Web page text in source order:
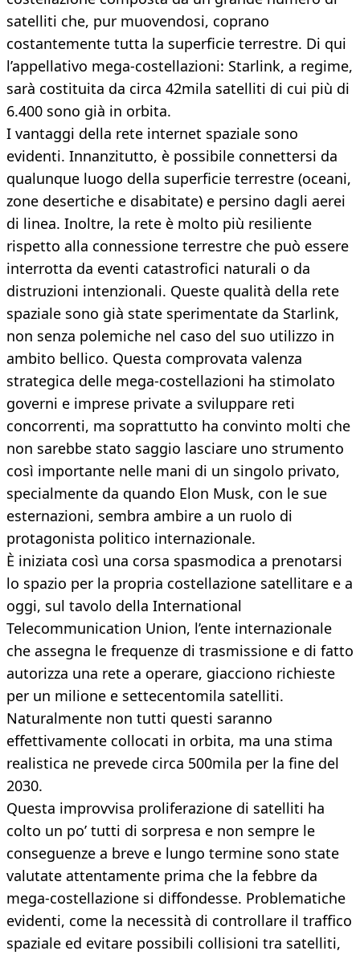
satelliti che, pur muovendosi, coprano
costantemente tutta la superficie terrestre. Di qui
l’appellativo mega-costellazioni: Starlink, a regime,
sarà costituita da circa 42mila satelliti di cui più di
6.400 sono già in orbita.
I vantaggi della rete internet spaziale sono
evidenti. Innanzitutto, è possibile connettersi da
qualunque luogo della superficie terrestre (oceani,
zone desertiche e disabitate) e persino dagli aerei
di linea. Inoltre, la rete è molto più resiliente
rispetto alla connessione terrestre che può essere
interrotta da eventi catastrofici naturali o da
distruzioni intenzionali. Queste qualità della rete
spaziale sono già state sperimentate da Starlink,
non senza polemiche nel caso del suo utilizzo in
ambito bellico. Questa comprovata valenza
strategica delle mega-costellazioni ha stimolato
governi e imprese private a sviluppare reti
concorrenti, ma soprattutto ha convinto molti che
non sarebbe stato saggio lasciare uno strumento
così importante nelle mani di un singolo privato,
specialmente da quando Elon Musk, con le sue
esternazioni, sembra ambire a un ruolo di
protagonista politico internazionale.
È iniziata così una corsa spasmodica a prenotarsi
lo spazio per la propria costellazione satellitare e a
oggi, sul tavolo della International
Telecommunication Union, l’ente internazionale
che assegna le frequenze di trasmissione e di fatto
autorizza una rete a operare, giacciono richieste
per un milione e settecentomila satelliti.
Naturalmente non tutti questi saranno
effettivamente collocati in orbita, ma una stima
realistica ne prevede circa 500mila per la fine del
2030.
Questa improvvisa proliferazione di satelliti ha
colto un po’ tutti di sorpresa e non sempre le
conseguenze a breve e lungo termine sono state
valutate attentamente prima che la febbre da
mega-costellazione si diffondesse. Problematiche
evidenti, come la necessità di controllare il traffico
spaziale ed evitare possibili collisioni tra satelliti,